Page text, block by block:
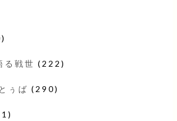
る戦世 (222)
ぅば (290)